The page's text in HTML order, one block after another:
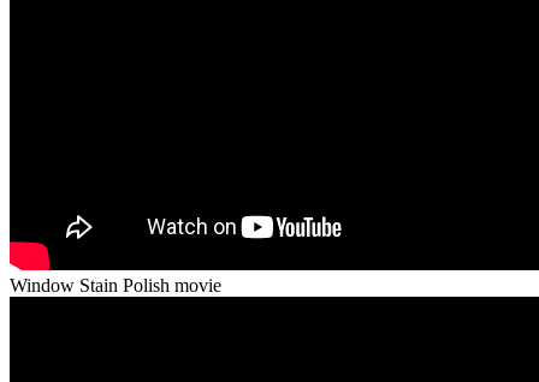
Window Stain Polish movie